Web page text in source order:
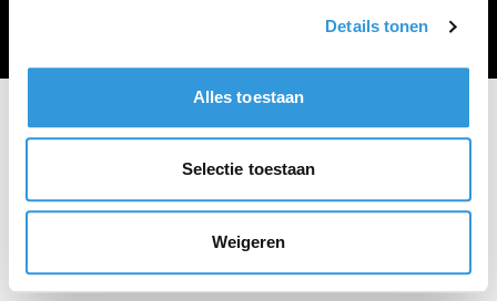
Details tonen
Alles toestaan
Selectie toestaan
Weigeren